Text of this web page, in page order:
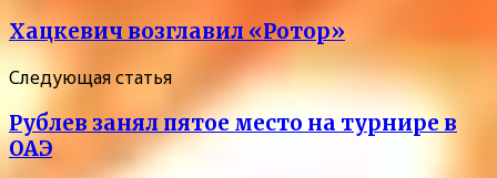
Хацкевич возглавил «Ротор»
Следующая статья
Рублев занял пятое место на турнире в
ОАЭ